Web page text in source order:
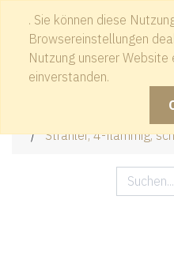
. Sie können diese
Browsereinstellungen
Nutzung unserer Website
einverstanden.
Kontakt
Strahler, 4-flammig,